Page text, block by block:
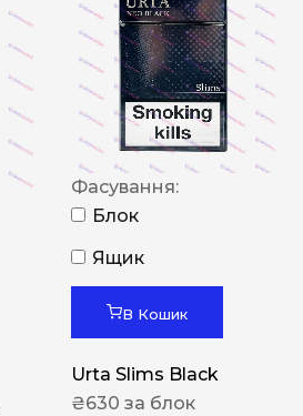
Фасування:
Блок
Ящик
В Кошик
Urta Slims Black
₴630 за блок